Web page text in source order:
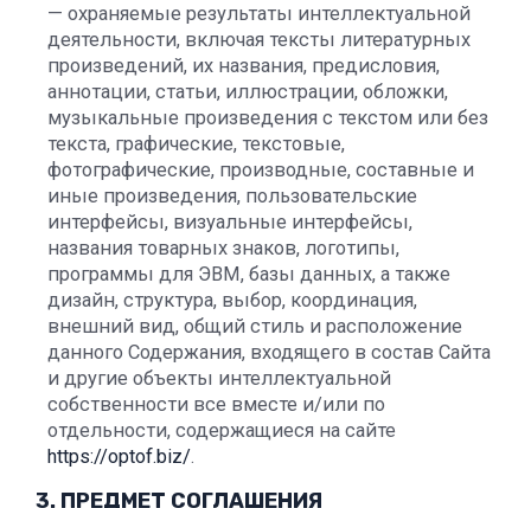
— охраняемые результаты интеллектуальной
деятельности, включая тексты литературных
произведений, их названия, предисловия,
аннотации, статьи, иллюстрации, обложки,
музыкальные произведения с текстом или без
текста, графические, текстовые,
фотографические, производные, составные и
иные произведения, пользовательские
интерфейсы, визуальные интерфейсы,
названия товарных знаков, логотипы,
программы для ЭВМ, базы данных, а также
дизайн, структура, выбор, координация,
внешний вид, общий стиль и расположение
данного Содержания, входящего в состав Сайта
и другие объекты интеллектуальной
собственности все вместе и/или по
отдельности, содержащиеся на сайте
https://optof.biz/.
3. ПРЕДМЕТ СОГЛАШЕНИЯ